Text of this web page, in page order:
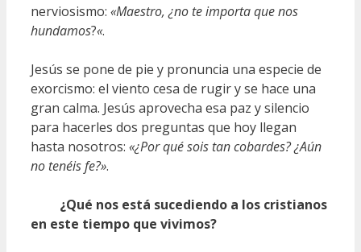
nerviosismo: «Maestro, ¿no te importa que nos
hundamos?«.
Jesús se pone de pie y pronuncia una especie de
exorcismo: el viento cesa de rugir y se hace una
gran calma. Jesús aprovecha esa paz y silencio
para hacerles dos preguntas que hoy llegan
hasta nosotros: «¿Por qué sois tan cobardes? ¿Aún
no tenéis fe?».
¿Qué nos está sucediendo a los cristianos
en este tiempo que vivimos?